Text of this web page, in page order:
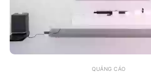
QUẢNG CÁO